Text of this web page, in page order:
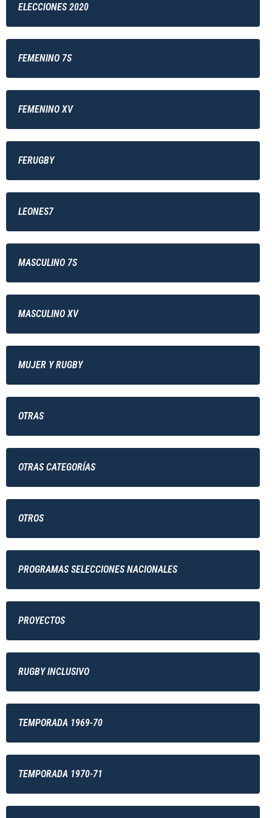
ELECCIONES 2020
FEMENINO 7S
FEMENINO XV
FERUGBY
LEONES7
MASCULINO 7S
MASCULINO XV
MUJER Y RUGBY
OTRAS
OTRAS CATEGORÍAS
OTROS
PROGRAMAS SELECCIONES NACIONALES
PROYECTOS
RUGBY INCLUSIVO
TEMPORADA 1969-70
TEMPORADA 1970-71